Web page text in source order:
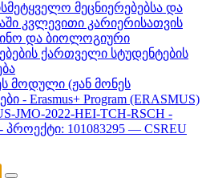
მეცნიერებებსა და
კვლევითი კარიერისათვის
და ბიოლოგიური
ქართველი სტუდენტების
მოდული (ჟან მონეს
- Erasmus+ Program (ERASMUS)
JMO-2022-HEI-TCH-RSCH -
პროექტი: 101083295 — CSREU